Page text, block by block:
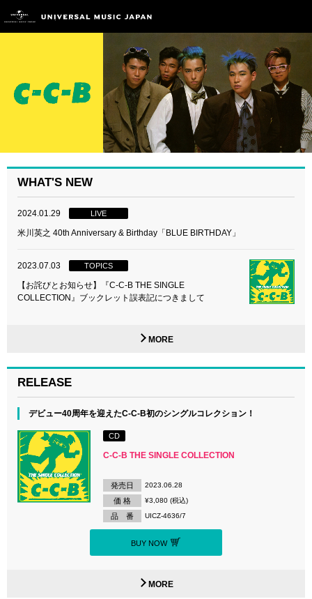
WHAT'S NEW
2024.01.29 LIVE
米川英之 40th Anniversary & Birthday「BLUE BIRTHDAY」
2023.07.03 TOPICS
【お詫びとお知らせ】『C-C-B THE SINGLE
COLLECTION』ブックレット誤表記につきまして
MORE
RELEASE
デビュー40周年を迎えたC-C-B初のシングルコレクション！
CD
C-C-B THE SINGLE COLLECTION
発売日 2023.06.28
価 格 ¥3,080 (税込)
品 番 UICZ-4636/7
BUY NOW
MORE